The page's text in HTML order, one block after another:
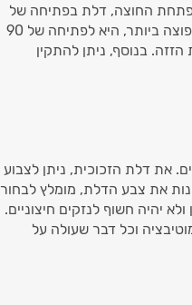
החוצה, דלת בפתיחה של
90 מעלות כלפי פנים או כלפי חוץ ועוד.. במידה ומדובר על משרד, הבחירה הנפוצה ביותר, היא לפתיחה של 90
בנוסף, ניתן להתקין
את דלת הזכוכית, ניתן לצבוע
את צבע הדלת, מומלץ לבחור
יהיה חשוף לנזקים חיצוניים.
וכל דבר שעולה על